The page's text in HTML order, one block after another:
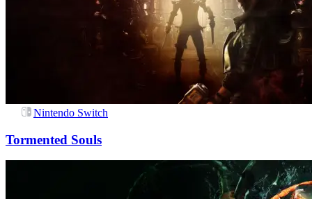
Nintendo Switch
Tormented Souls